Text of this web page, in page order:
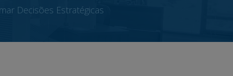
Decisões Estratégicas